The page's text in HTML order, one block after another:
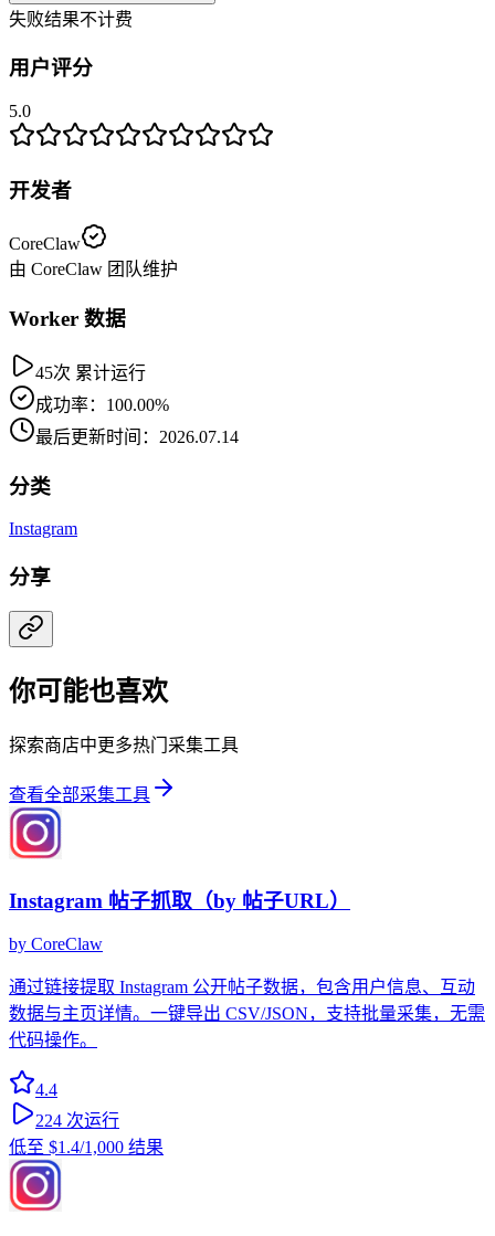
失败结果不计费
用户评分
5.0
开发者
CoreClaw
由 CoreClaw 团队维护
Worker 数据
45次 累计运行
成功率：100.00%
最后更新时间：2026.07.14
分类
Instagram
分享
你可能也喜欢
探索商店中更多热门采集工具
查看全部采集工具
Instagram 帖子抓取（by 帖子URL）
by CoreClaw
通过链接提取 Instagram 公开帖子数据，包含用户信息、互动
数据与主页详情。一键导出 CSV/JSON，支持批量采集，无需
代码操作。
4.4
224 次运行
低至 $1.4/1,000 结果